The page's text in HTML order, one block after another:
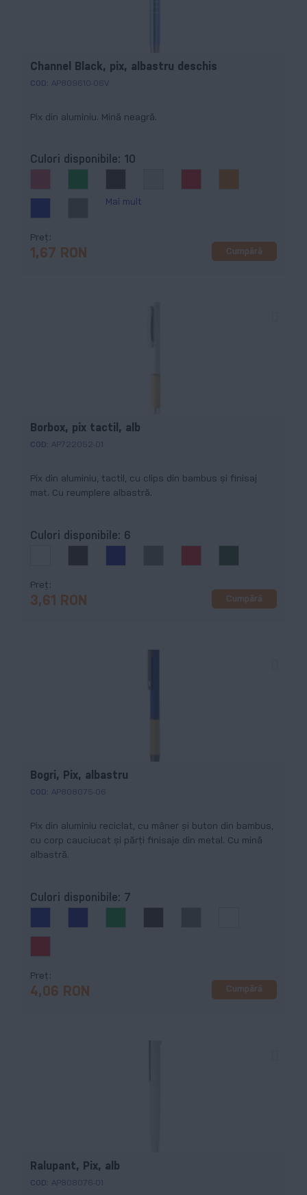
Channel Black, pix, albastru deschis
COD: AP809610-06V
Pix din aluminiu. Mină neagră.
Culori disponibile: 10
Mai mult
Preț
1,67 RON Cumpără
Borbox, pix tactil, alb
COD: AP722052-01
Pix din aluminiu, tactil, cu clips din bambus și finisaj
mat. Cu reumplere albastră.
Culori disponibile: 6
Preț
3,61 RON Cumpără
Bogri, Pix, albastru
COD: AP808075-06
Pix din aluminiu reciclat, cu mâner și buton din bambus,
cu corp cauciucat și părți finisaje din metal. Cu mină
albastră.
Culori disponibile: 7
Preț
4,06 RON Cumpără
Ralupant, Pix, alb
COD: AP808076-01